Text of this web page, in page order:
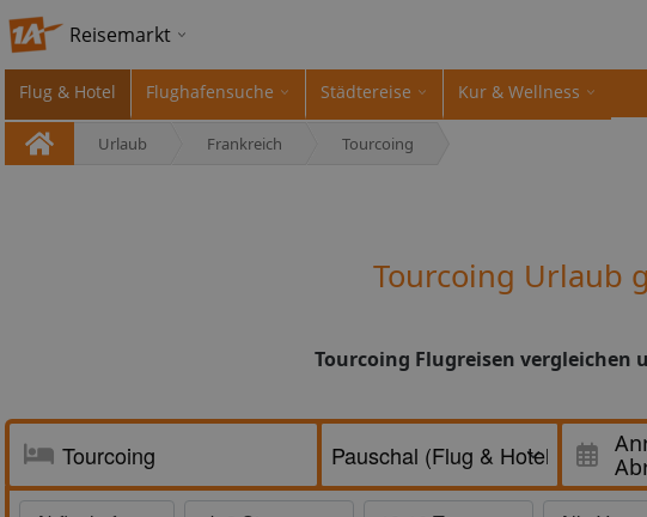
Reisemarkt
Flug & Hotel Flughafensuche Städtereise Kur & Wellness
Urlaub Frankreich Tourcoing
Tourcoing Urlaub
Tourcoing Flugreisen vergleichen